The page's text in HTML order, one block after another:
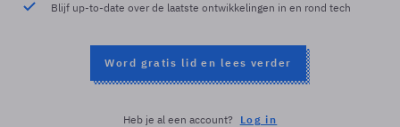
Blijf up-to-date over de laatste ontwikkelingen in en rond tech
Word gratis lid en lees verder
Heb je al een account? Log in